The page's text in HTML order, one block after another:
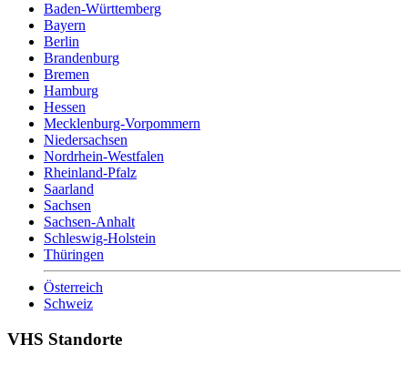
Baden-Württemberg
Bayern
Berlin
Brandenburg
Bremen
Hamburg
Hessen
Mecklenburg-Vorpommern
Niedersachsen
Nordrhein-Westfalen
Rheinland-Pfalz
Saarland
Sachsen
Sachsen-Anhalt
Schleswig-Holstein
Thüringen
Österreich
Schweiz
VHS Standorte